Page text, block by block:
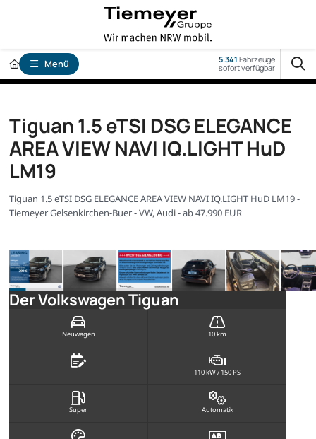
Menü 5.341 Fahrzeuge
sofort verfügbar
Tiguan 1.5 eTSI DSG ELEGANCE
AREA VIEW NAVI IQ.LIGHT HuD
LM19
Tiguan 1.5 eTSI DSG ELEGANCE AREA VIEW NAVI IQ.LIGHT HuD LM19 -
Tiemeyer Gelsenkirchen-Buer - VW, Audi - ab 47.990 EUR
Der Volkswagen Tiguan
Neuwagen 10 km
-- 110 kW / 150 PS
Super Automatik